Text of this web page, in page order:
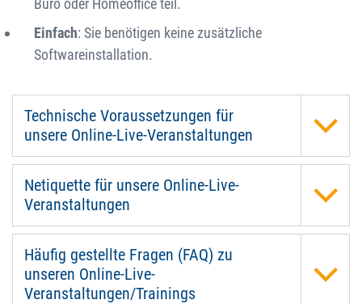
Einfach: Sie benötigen keine zusätzliche
Softwareinstallation.
Technische Voraussetzungen für
unsere Online-Live-Veranstaltungen
Netiquette für unsere Online-Live-
Veranstaltungen
Häufig gestellte Fragen (FAQ) zu
unseren Online-Live-
Veranstaltungen/Trainings